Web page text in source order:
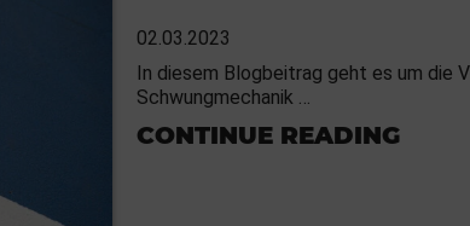
02.03.2023
In diesem Blogbeitrag geht es um die
Schwungmechanik …
CONTINUE READING